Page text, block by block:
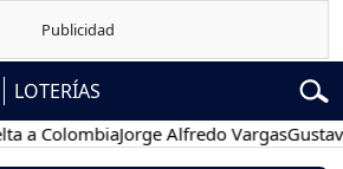
LOTERÍAS
Jorge Alfredo VargasGustavo